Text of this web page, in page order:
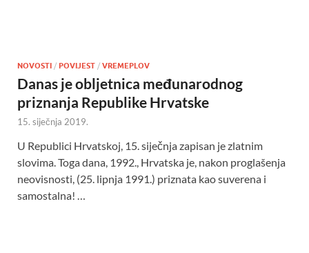
NOVOSTI / POVIJEST / VREMEPLOV
Danas je obljetnica međunarodnog
priznanja Republike Hrvatske
15. siječnja 2019.
U Republici Hrvatskoj, 15. siječnja zapisan je zlatnim
slovima. Toga dana, 1992., Hrvatska je, nakon proglašenja
neovisnosti, (25. lipnja 1991.) priznata kao suverena i
samostalna! …